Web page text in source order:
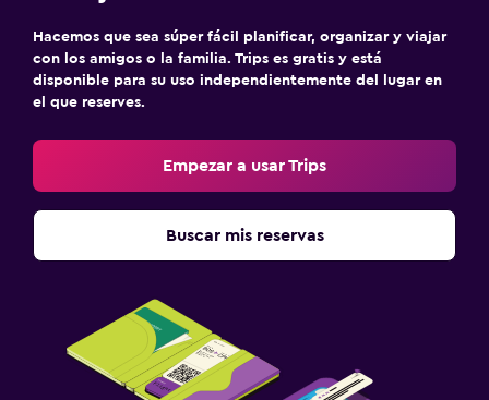
Hacemos que sea súper fácil planificar, organizar y viajar
con los amigos o la familia. Trips es gratis y está
disponible para su uso independientemente del lugar en
el que reserves.
Empezar a usar Trips
Buscar mis reservas